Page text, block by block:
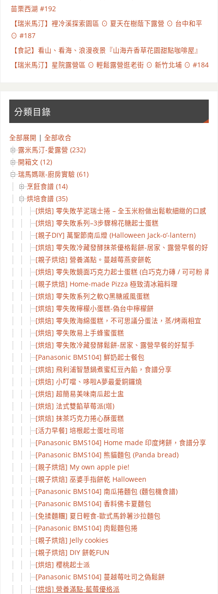
苗栗西湖 #192
【瑞米馬汀】裡冷溪探索園區 ⊙ 夏天在樹蔭下露營 ⊙ 台中和平
⊙ #187
【食記】看山、看海、浪漫夜景『山海卉香草花園甜點咖啡屋』
【瑞米馬汀】星院露營區 ⊙ 輕鬆露營逛老街 ⊙ 新竹北埔 ⊙ #184
分類目錄
全部展開 | 全部收合
露米馬汀-愛露營 (232)
開箱文 (12)
瑞馬媽咪-廚房實驗 (61)
烹飪食譜 (14)
烘培食譜 (35)
[烘焙] 零失敗芋泥瑞士捲 – 全玉米粉做出鬆軟細緻的口感
[烘焙] 零失敗系列–3步驟棉花糖起士蛋糕
[親子DIY] 萬聖節南瓜燈 (Halloween Jack-o’-lantern)
[烘焙] 零失敗冷藏發酵抹茶優格鬆餅-居家、露營早餐的好幫
[親子烘焙] 營養滿點。蔓越莓燕麥餅乾
[烘焙] 零失敗鏡面巧克力起士蛋糕 (白巧克力磚 / 可可粉 兩
[親子烘焙] Home-made Pizza 極致清冰箱料理
[烘焙] 零失敗系列之軟Q黑糖戚風蛋糕
[烘焙] 零失敗檸檬小蛋糕-偽台中檸檬餅
[烘焙] 零失敗海綿蛋糕，不可思議分蛋法，蒸/烤兩相宜
[烘焙] 零失敗易上手蜂蜜蛋糕
[烘焙] 零失敗冷藏發酵鬆餅-居家、露營早餐的好幫手
[Panasonic BMS104] 鮮奶起士餐包
[烘焙] 飛利浦智慧鍋煮蜜紅豆內餡，食譜分享
[烘焙] 小叮噹、哆啦A夢最愛銅鑼燒
[烘焙] 超簡易美味南瓜起士盅
[烘焙] 法式雙餡草莓派(塔)
[烘焙] 抹茶巧克力捲心酥蛋糕
[活力早餐] 培根起士蛋吐司塔
[Panasonic BMS104] Home made 印度烤餅，食譜分享！
[Panasonic BMS104] 熊貓麵包 (Panda bread)
[親子烘焙] My own apple pie!
[親子烘焙] 巫婆手指餅乾 Halloween
[Panasonic BMS104] 南瓜捲麵包 (麵包機食譜)
[Panasonic BMS104] 香料佛卡夏麵包
[免揉麵糰] 夏日輕食-歐式馬鈴薯沙拉麵包
[Panasonic BMS104] 肉鬆麵包捲
[親子烘焙] Jelly cookies
[親子烘焙] DIY 餅乾FUN
[烘焙] 櫻桃起士派
[Panasonic BMS104] 蔓越莓吐司之偽鬆餅
[烘焙] 營養滿點-藍莓優格派